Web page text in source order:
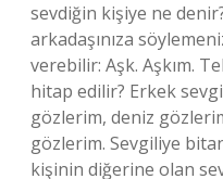
sevdiğin kişiye ne
arkadaşınıza
verebilir: Aşk. Aşkım.
hitap edilir? Erkek
gözlerim, deniz
gözlerim. Sevgiliye
kişinin diğerine olan